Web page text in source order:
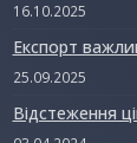
16.10.2025
Експорт
25.09.2025
Відстеження